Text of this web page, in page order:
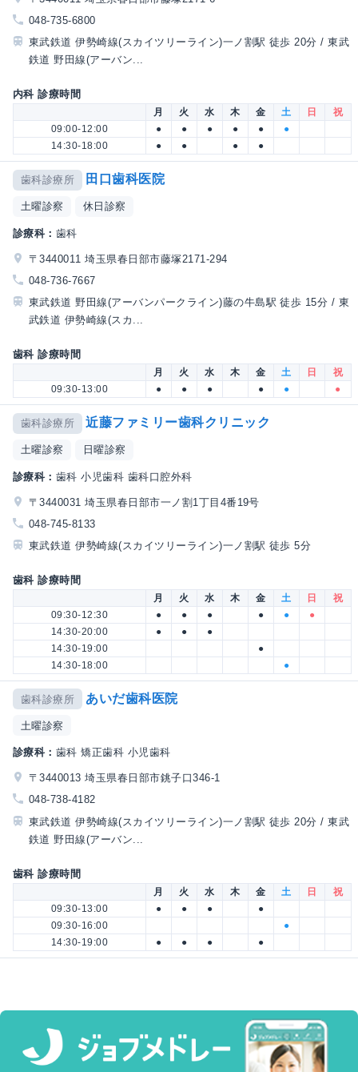
048-735-6800
東武鉄道 伊勢崎線(スカイツリーライン)一ノ割駅 徒歩 20分 / 東武
鉄道 野田線(アーバン...
内科 診療時間
月 火 水 木 金 土 日
祝
09:00-12:00
● ● ● ● ●
●
14:30-18:00
● ● ● ●
歯科診療所 田口歯科医院
土曜診察 休日診察
診療科： 歯科
〒3440011 埼玉県春日部市藤塚2171-294
048-736-7667
東武鉄道 野田線(アーバンパークライン)藤の牛島駅 徒歩 15分 / 東
武鉄道 伊勢崎線(スカ...
歯科 診療時間
月 火 水 木 金 土 日
祝
09:30-13:00
● ● ● ● ● ●
歯科診療所 近藤ファミリー歯科クリニック
土曜診察 日曜診察
診療科： 歯科 小児歯科 歯科口腔外科
〒3440031 埼玉県春日部市一ノ割1丁目4番19号
048-745-8133
東武鉄道 伊勢崎線(スカイツリーライン)一ノ割駅 徒歩 5分
歯科 診療時間
月 火 水 木 金 土 日
祝
09:30-12:30
● ● ● ● ●
●
14:30-20:00
● ●
●
14:30-19:00
●
14:30-18:00
●
歯科診療所 あいだ歯科医院
土曜診察
診療科： 歯科 矯正歯科 小児歯科
〒3440013 埼玉県春日部市銚子口346-1
048-738-4182
東武鉄道 伊勢崎線(スカイツリーライン)一ノ割駅 徒歩 20分 / 東武
鉄道 野田線(アーバン...
歯科 診療時間
月 火 水 木 金 土 日
祝
09:30-13:00
● ● ●
●
09:30-16:00
●
14:30-19:00
● ● ● ●